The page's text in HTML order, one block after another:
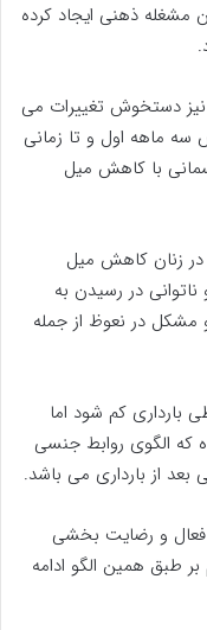
مشغله ذهنی ایجاد کرده
نیز دستخوش تغییرات می
سه ماهه اول و تا زمانی
با کاهش میل
در زنان کاهش میل
در رسیدن به
مشکل در نعوظ از جمله
بارداری کم شود اما
که الگوی روابط جنسی
بعد از بارداری می باشد.
فعال و رضایت بخشی
طبق همین الگو ادامه